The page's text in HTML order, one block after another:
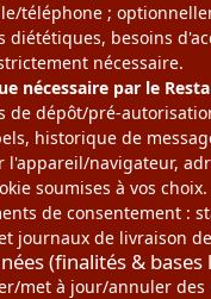
téléphone ;
diététiques, besoins
nécessaire.
nécessaire par le
de dépôt/pré-
historique de
navigateur,
soumises à vos choix.
de consentement :
journaux de livraison
(finalités & bases
met à jour/annuler